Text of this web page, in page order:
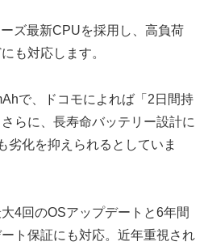
ズ最新CPUを採用し、高負荷
も対応します。
で、ドコモによれば「2日間持
らに、長寿命バッテリー設計に
劣化を抑えられるとしていま
4回のOSアップデートと6年間
ト保証にも対応。近年重視され